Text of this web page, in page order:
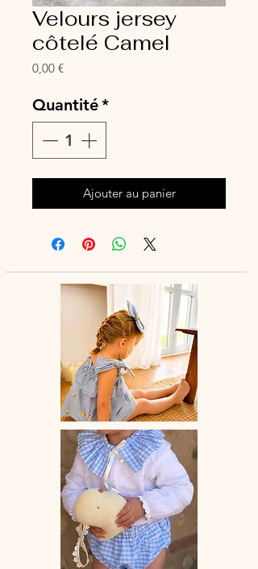
Velours jersey
côtelé Camel
0,00 €Prix
Quantité*
Ajouter au panier